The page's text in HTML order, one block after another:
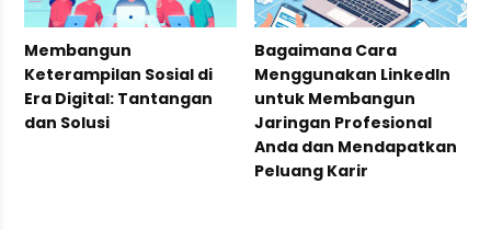
Membangun
Keterampilan Sosial di
Era Digital: Tantangan
dan Solusi
Bagaimana Cara
Menggunakan LinkedIn
untuk Membangun
Jaringan Profesional
Anda dan Mendapatkan
Peluang Karir